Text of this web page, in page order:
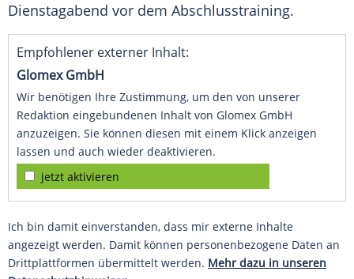
Dienstagabend vor dem Abschlusstraining.
Empfohlener externer Inhalt:
Glomex GmbH
Wir benötigen Ihre Zustimmung, um den von unserer
Redaktion eingebundenen Inhalt von Glomex GmbH
anzuzeigen. Sie können diesen mit einem Klick anzeigen
lassen und auch wieder deaktivieren.
jetzt aktivieren
Ich bin damit einverstanden, dass mir externe Inhalte
angezeigt werden. Damit können personenbezogene Daten an
Drittplattformen übermittelt werden. Mehr dazu in unseren